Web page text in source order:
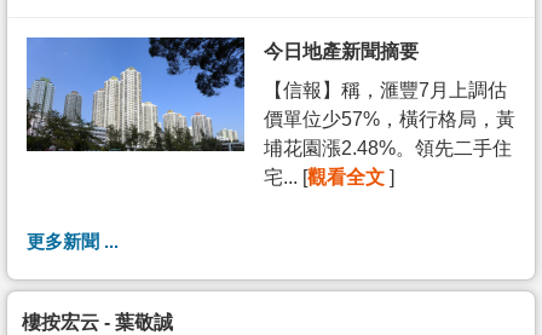
今日地產新聞摘要
【信報】稱，滙豐7月上調估
價單位少57%，橫行格局，黃
埔花園漲2.48%。領先二手住
宅... [觀看全文 ]
更多新聞 ...
樓按宏云 - 葉敬誠